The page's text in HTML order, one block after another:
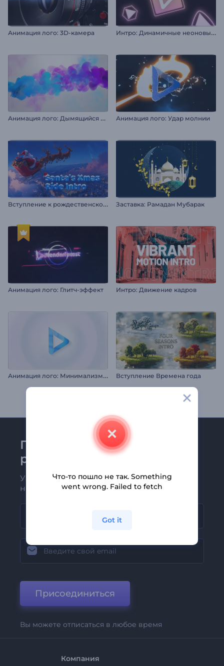
Анимация лого: 3D-камера И
нтро: Динамичные неоновые фигуры
А
нимация лого: Дымящийся след Анимация лого: Удар молнии
В
ступление к рождественскому приключению Санты Заставка: Рамадан Мубарак
Анимация лого: Глитч-эффект Интро: Движение кадров
А
нимация лого: Минимализм и вращение Вступление Времена года
Присоединяйтесь к
рассылке Renderforest
Узнавайте о последних новостях и
новых предложениях первыми
Присоединиться
Вы можете отписаться в любое время
Компания
Что-то пошло не так. Something
went wrong. Failed to fetch
Got it